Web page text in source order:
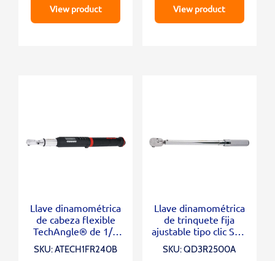
View product View product
Llave dinamométrica
de cabeza flexible
TechAngle® de 1/4
SKU: ATECH1FR240B
Llave dinamométrica
de trinquete fija
ajustable tipo clic SAE
1/2 “(500-2,500 in-lb)
SKU: QD3R2500A